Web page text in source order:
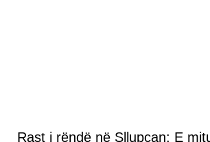
Rast i rëndë në Sllupçan: E